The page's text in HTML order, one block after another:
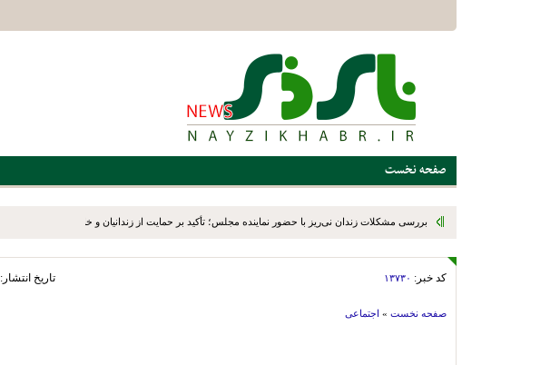
صفحه نخست
بررسی مشکلات زندان نی‌ریز با حضور نماینده مجلس؛ تأکید بر حمایت از زندانیان و خانواده‌های آنان
کد خبر: ۱۳۷۳۰ تاریخ انتشار:
صفحه نخست » اجتماعی